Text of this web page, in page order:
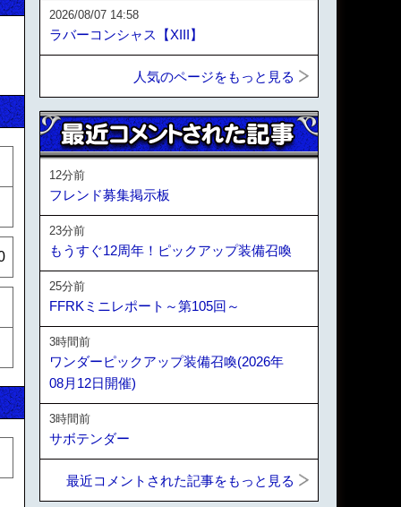
2026/08/07 14:58
ラバーコンシャス【XIII】
人気のページをもっと見る
12分前
フレンド募集掲示板
23分前
もうすぐ12周年！ピックアップ装備召喚
25分前
FFRKミニレポート～第105回～
3時間前
ワンダーピックアップ装備召喚(2026年
08月12日開催)
3時間前
サボテンダー
最近コメントされた記事をもっと見る